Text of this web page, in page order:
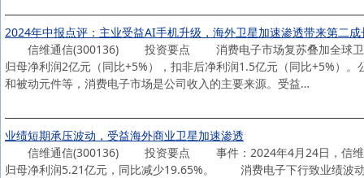
2024年中报点评：主业受益AI手机升级，海外卫星加速渗透带来第二成
信维通信(300136) 投资要点 消费电子市场复苏叠加全球卫星网
归母净利润2亿元（同比+5%），扣非后净利润1.5亿元（同比+5%）
和被动元件等，消费电子市场是公司收入的主要来源。受益…
业绩短期承压波动，受益海外商业卫星加速渗透
信维通信(300136) 投资要点 事件：2024年4月24日，信维通信
归母净利润5.21亿元，同比减少19.65%。 消费电子下行致业绩波动